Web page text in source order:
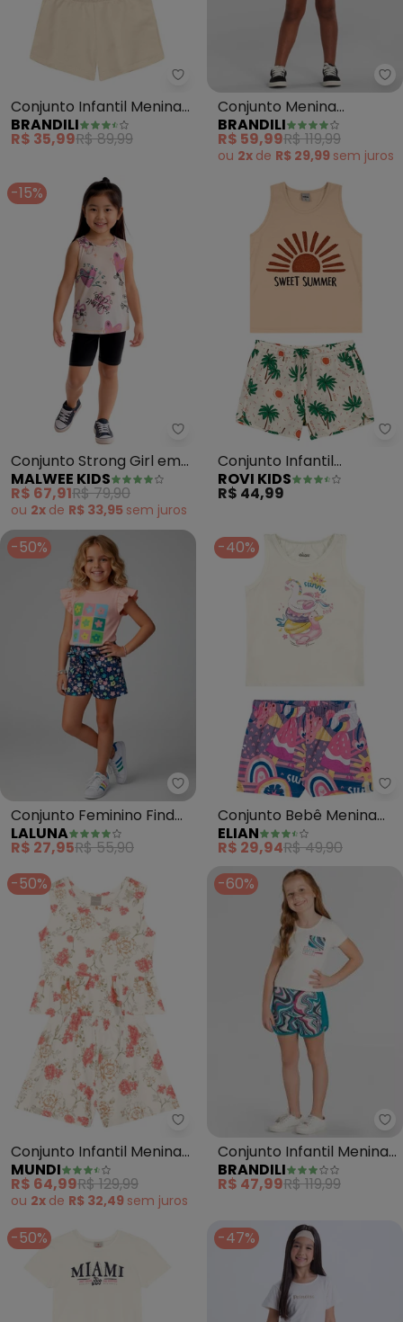
Brandili - Conjunto Infantil
Conjunto Infantil Menina
de Borboletas (Bege)
BRANDILI
R$ 35,99R$ 89,99
Conjunto Menina
Cropped Tropical
(Natural)
BRANDILI
R$ 59,99R$ 119,99
ou 2x de R$ 29,99 sem juros
-15%
Malwee Kids - Conjunto
Conjunto Strong Girl em
Malha (Off White)
MALWEE KIDS
R$ 67,91R$ 79,90
ou 2x de R$ 33,95 sem juros
Conjunto Infantil
Feminino Summer (Bege)
ROVI KIDS
R$ 44,99
-50%
Laluna - Conjunto Feminino
Conjunto Feminino Find
Your Magic (Pêssego)
LALUNA
R$ 27,95R$ 55,90
-40%
Conjunto Bebê Menina
Meia Malha Curto (Bege)
ELIAN
R$ 29,94R$ 49,90
-50%
Mundi - Conjunto Infantil
Conjunto Infantil Menina
Floral (Bege)
MUNDI
R$ 64,99R$ 129,99
ou 2x de R$ 32,49 sem juros
-60%
Conjunto Infantil Menina
em Malha (Natural)
BRANDILI
R$ 47,99R$ 119,99
-50% -47%